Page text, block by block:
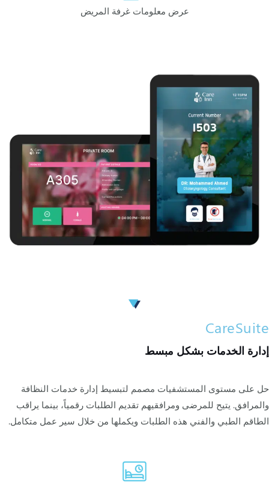
عرض معلومات غرفة المريض
CareSuite
إدارة الخدمات بشكل مبسط
حل على مستوى المستشفيات مصمم لتبسيط إدارة خدمات النظافة
والمرافق. يتيح للمرضى ومرافقيهم تقديم الطلبات رقمياً، بينما يراقب
الطاقم الطبي والفني هذه الطلبات ويكملها من خلال سير عمل متكامل.